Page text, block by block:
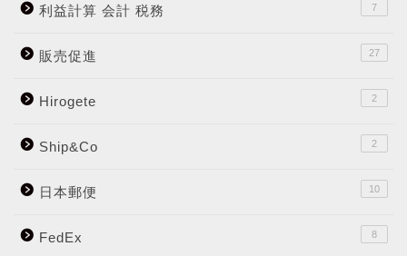
利益計算 会計 税務 7
販売促進 27
Hirogete 2
Ship&Co 2
日本郵便 10
FedEx 8